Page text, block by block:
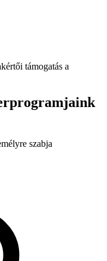
támogatás a
szabja